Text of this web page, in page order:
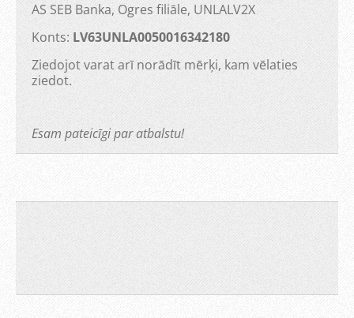
AS SEB Banka, Ogres filiāle, UNLALV2X
Konts: LV63UNLA0050016342180
Ziedojot varat arī norādīt mērķi, kam vēlaties
ziedot.
Esam pateicīgi par atbalstu!